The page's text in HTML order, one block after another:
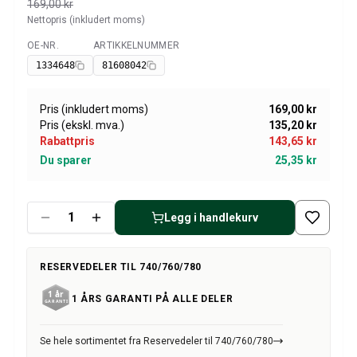
Amazon dekk/felg/navkapsler
Reservedeler til 1800
1800 Bremsesystem
1800 Drivstoff/Avgassystem
Volvo 1800 Karosseri
1800 Kjølesystem
1800 Motorregulering
1800 Motordeler
1800 Forvogn
Varme/Friskluftsanlegg 1800 (1961–73)
1800 Dekk/Felg
Reservedeler til 140/164
Volvo 140/164 karosseri
140/164 Bremsesystem
140/164 Elsystem
169,00 kr
Nettopris (inkludert moms)
Tilgjengelig
OE-NR.
1334648
ARTIKKELNUMMER
81608042
Pris (inkludert moms)
169,00 kr
Pris (ekskl. mva.)
135,20 kr
Rabattpris
143,65 kr
Du sparer
25,35 kr
Legg i handlekurv
RESERVEDELER TIL 740/760/780
1 ÅRS GARANTI PÅ ALLE DELER
Se hele sortimentet fra Reservedeler til 740/760/780